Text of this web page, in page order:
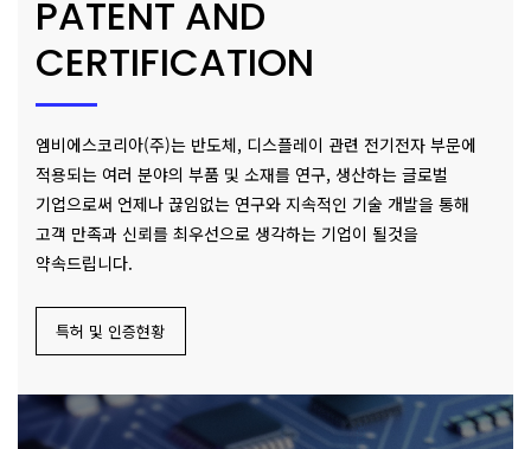
PATENT AND
CERTIFICATION
엠비에스코리아(주)는 반도체, 디스플레이 관련 전기전자 부문에
적용되는 여러 분야의 부품 및 소재를 연구, 생산하는 글로벌
기업으로써 언제나 끊임없는 연구와 지속적인 기술 개발을 통해
고객 만족과 신뢰를 최우선으로 생각하는 기업이 될것을
약속드립니다.
특허 및 인증현황